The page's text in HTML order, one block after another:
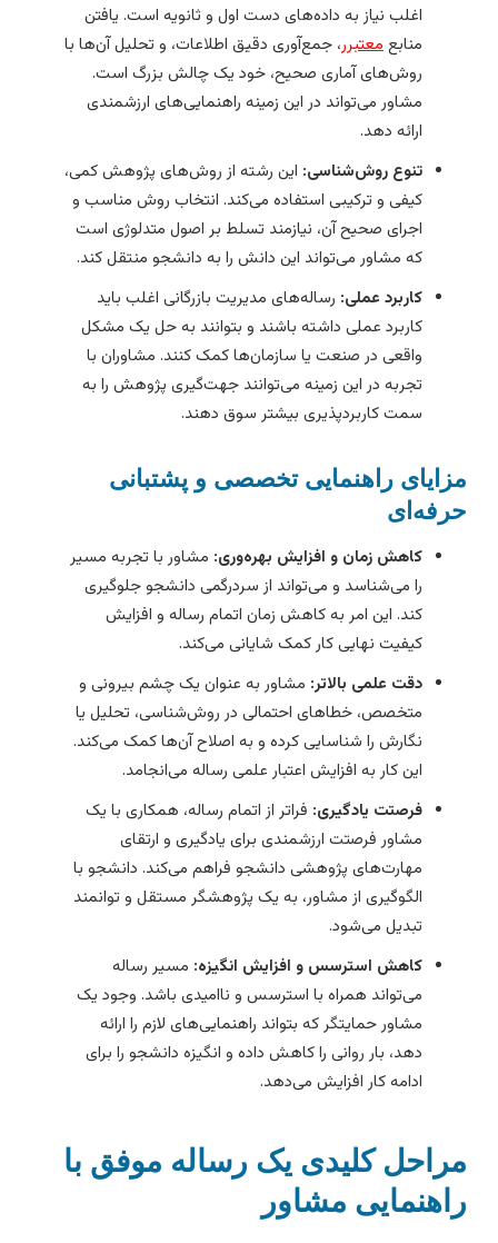
اغلب نیاز به داده‌های دست اول و ثانویه است. یافتن
منابعمعتبرر، جمع‌آوری دقیق اطلاعات، و تحلیل آن‌ها با
روش‌های آماری صحیح، خود یک چالش بزرگ است.
مشاور می‌تواند در این زمینه راهنمایی‌های ارزشمندی
ارائه دهد.
تنوع روش‌شناسی:این رشته از روش‌های پژوهش کمی،
کیفی و ترکیبی استفاده می‌کند. انتخاب روش مناسب و
اجرای صحیح آن، نیازمند تسلط بر اصول متدلوژی است
که مشاور می‌تواند این دانش را به دانشجو منتقل کند.
کاربرد عملی:رساله‌های مدیریت بازرگانی اغلب باید
کاربرد عملی داشته باشند و بتوانند به حل یک مشکل
واقعی در صنعت یا سازمان‌ها کمک کنند. مشاوران با
تجربه در این زمینه می‌توانند جهت‌گیری پژوهش را به
سمت کاربردپذیری بیشتر سوق دهند.
راهنمایی تخصصی و پشتبانی
کاهش زمان و افزایش بهره‌وری:مشاور با تجربه مسیر
را می‌شناسد و می‌تواند از سردرگمی دانشجو جلوگیری
کند. این امر به کاهش زمان اتمام رساله و افزایش
کیفیت نهایی کار کمک شایانی می‌کند.
دقت علمی بالاتر: مشاور به عنوان یک چشم بیرونی و
متخصص، خطاهای احتمالی در روش‌شناسی، تحلیل یا
نگارش را شناسایی کرده و به اصلاح آن‌ها کمک می‌کند.
این کار به افزایش اعتبار علمی رساله می‌انجامد.
فرصتت یادگیری:فراتر از اتمام رساله، همکاری با یک
مشاور فرصتت ارزشمندی برای یادگیری و ارتقای
مهارت‌های پژوهشی دانشجو فراهم می‌کند. دانشجو با
الگوگیری از مشاور، به یک پژوهشگر مستقل و توانمند
تبدیل می‌شود.
کاهش استرسس و افزایش انگیزه:مسیر رساله
می‌تواند همراه با استرسس و ناامیدی باشد. وجود یک
مشاور حمایتگر که بتواند راهنمایی‌های لازم را ارائه
دهد، بار روانی را کاهش داده و انگیزه دانشجو را برای
ادامه کار افزایش می‌دهد.
کلیدی یک رساله موفق با
مشاور